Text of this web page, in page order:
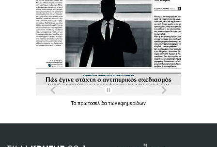
Τα πρωτοσέλιδα τωνεφημερίδων